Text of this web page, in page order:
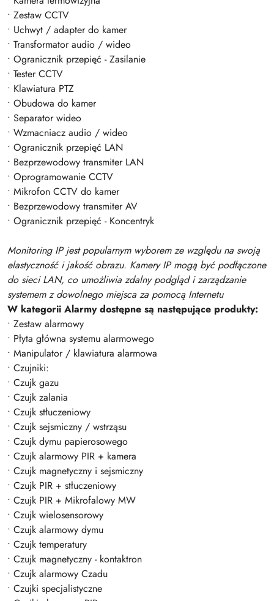
• Zestaw CCTV
• Uchwyt / adapter do kamer
• Transformator audio / wideo
• Ogranicznik przepięć - Zasilanie
• Tester CCTV
• Klawiatura PTZ
• Obudowa do kamer
• Separator wideo
• Wzmacniacz audio / wideo
• Ogranicznik przepięć LAN
• Bezprzewodowy transmiter LAN
• Oprogramowanie CCTV
• Mikrofon CCTV do kamer
• Bezprzewodowy transmiter AV
• Ogranicznik przepięć - Koncentryk
Monitoring IP jest popularnym wyborem ze względu na swoją
elastyczność i jakość obrazu. Kamery IP mogą być podłączone
do sieci LAN, co umożliwia zdalny podgląd i zarządzanie
systemem z dowolnego miejsca za pomocą Internetu
W kategorii Alarmy dostępne są następujące produkty:
• Zestaw alarmowy
• Płyta główna systemu alarmowego
• Manipulator / klawiatura alarmowa
• Czujniki:
• Czujk gazu
• Czujk zalania
• Czujk stłuczeniowy
• Czujk sejsmiczny / wstrząsu
• Czujk dymu papierosowego
• Czujk alarmowy PIR + kamera
• Czujk magnetyczny i sejsmiczny
• Czujk PIR + stłuczeniowy
• Czujk PIR + Mikrofalowy MW
• Czujk wielosensorowy
• Czujk alarmowy dymu
• Czujk temperatury
• Czujk magnetyczny - kontaktron
• Czujk alarmowy Czadu
• Czujki specjalistyczne